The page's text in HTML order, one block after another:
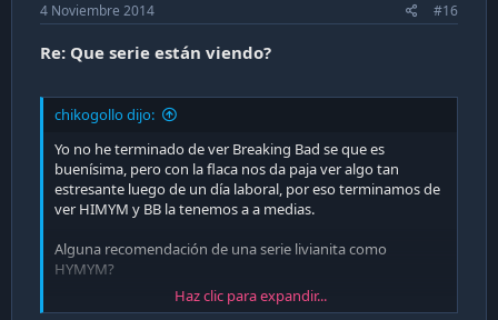
4 Noviembre 2014 #16
Re: Que serie están viendo?
chikogollo dijo:
Yo no he terminado de ver Breaking Bad se que es
buenísima, pero con la flaca nos da paja ver algo tan
estresante luego de un día laboral, por eso terminamos de
ver HIMYM y BB la tenemos a a medias.
Alguna recomendación de una serie livianita como
HYMYM?
Nadie esta siguiendo The Walking Dead?
Haz clic para expandir...